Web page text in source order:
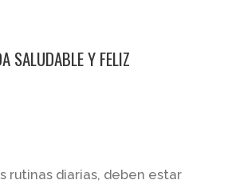
SALUDABLE Y FELIZ
rutinas diarias, deben estar